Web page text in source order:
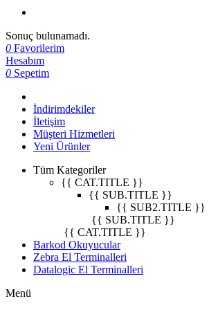
Sonuç bulunamadı.
0 Favorilerim
Hesabım
0 Sepetim
İndirimdekiler
İletişim
Müşteri Hizmetleri
Yeni Ürünler
Tüm Kategoriler
{{ CAT.TITLE }}
{{ SUB.TITLE }}
{{ SUB2.TITLE }}
{{ SUB.TITLE }}
{{ CAT.TITLE }}
Barkod Okuyucular
Zebra El Terminalleri
Datalogic El Terminalleri
Menü